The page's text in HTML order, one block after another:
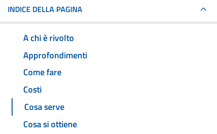
INDICE DELLA PAGINA
A chi è rivolto
Approfondimenti
Come fare
Costi
Cosa serve
Cosa si ottiene